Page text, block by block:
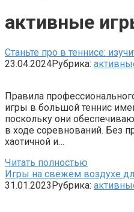
активные
Станьте про в теннисе:
23.04.2024Рубрика:
Правила
игры в большой теннис
поскольку они
в ходе соревнований. Без
хаотичной и…
Читать полностью
Игры на свежем воздухе
31.01.2023Рубрика: